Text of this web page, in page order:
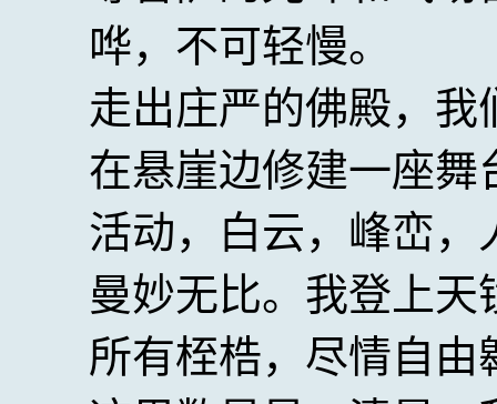
哗，不可轻慢。
走出庄严的佛殿，我
在悬崖边修建一座
活动，白云，峰峦
曼妙无比。我登上
所有桎梏，尽情自